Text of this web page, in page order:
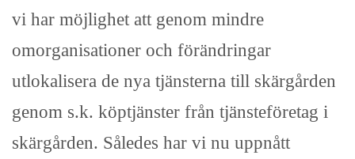
vi har möjlighet att genom mindre
omorganisationer och förändringar
utlokalisera de nya tjänsterna till skärgården
genom s.k. köptjänster från tjänsteföretag i
skärgården. Således har vi nu uppnått